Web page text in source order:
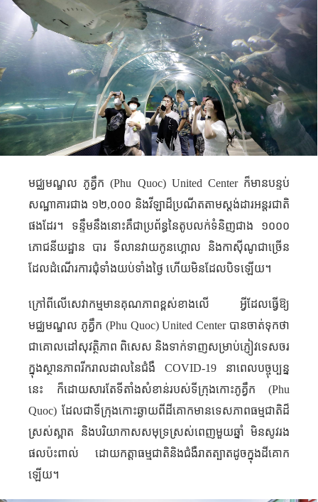
មជ្ឈមណ្ឌល ភូគ្វឹក(Phu Quoc) United Centerក៏មានបន្ទប់
សណ្ឋាគារជាង ១២,០០០ និងវីឡាដ៏ប្រណីតតាមស្តង់ដារអន្តរជាតិ
ផងដែរ។ ទន្ទឹមនឹងនោះគឺជាប្រព័ន្ធនៃតូបលក់ទំនិញជាង ១០០០
ភោជនីយដ្ឋាន បារ ទីលានវាយកូនហ្គោល និងកាស៊ីណូជាច្រើន
ដែលដំណើរការជុំទាំងយប់ទាំងថ្ងៃ ហើយមិនដែលបិទឡើយ។
ក្រៅពីលើសេវាកម្មមានគុណភាពខ្ពស់ខាងលើ អ្វីដែលធ្វើឱ្យ
មជ្ឈមណ្ឌល ភូគ្វឹក (Phu Quoc)United Center បានចាត់ទុកថា
ជាគោលដៅសុវត្ថិភាព ពិសេស និងទាក់ទាញសម្រាប់ភ្ញៀវទេសចរ
ក្នុងស្ថានភាព​រីករាលដាលនៃជំងឺ COVID-19 នាពេលបច្ចុប្បន្ន
នេះ ក៏ដោយសារតែទីតាំងសំខាន់របស់ទីក្រុង​កោះភូគ្វឹក (Phu
Quoc) ដែលជាទីក្រុងកោះឆ្ងាយពីដីគោក​មាន​ទេសភាព​ធម្មជាតិ​ដ៏​
ស្រស់​ស្អាត និង​បរិយាកាស​សមុទ្រ​ស្រស់​ពេញ​មួយ​ឆ្នាំ មិន​សូវ​រង​
ផល​ប៉ះពាល់​ ដោយ​កត្តា​ធម្មជាតិនិង​ជំងឺ​រាតត្បាតដូច​ក្នុង​ដីគោក​
ឡើយ។